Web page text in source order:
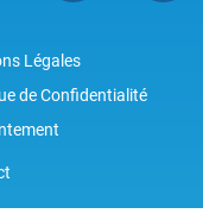
Légales
de Confidentialité